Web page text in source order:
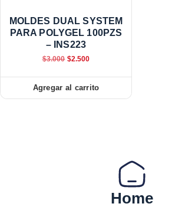
MOLDES DUAL SYSTEM
PARA POLYGEL 100PZS
– INS223
$3.000 $2.500
Agregar al carrito
Home